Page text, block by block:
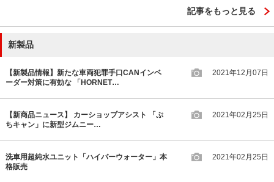
記事をもっと見る
新製品
【新製品情報】新たな車両犯罪手口CANインベ
ーダー対策に有効な 「HORNET…
2021年12月07日
【新商品ニュース】 カーショップアシスト 「ぷ
ちキャン」に新型ジムニー…
2021年02月25日
洗車用超純水ユニット「ハイパーウォーター」本
格販売
2021年02月25日